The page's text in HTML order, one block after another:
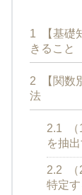
1
【基礎
きること
2
【関数
法
2.1
を抽
2.2
特定す